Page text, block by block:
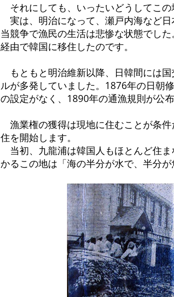
それにしても、いったいどうしてこの
実は、明治になって、瀬戸内海など
当競争で漁民の生活は悲惨な状態でし
経由で韓国に移住したのです。
もともと明治維新以降、日韓間には
ルが多発していました。1876年の日朝
の設定がなく、1890年の通漁規則が公
漁業権の獲得は現地に住むことが条
住を開始します。
当初、九龍浦は韓国人もほとんど住
かるこの地は「海の半分が水で、半分